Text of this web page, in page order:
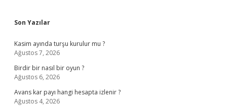
Son Yazılar
Kasim ayında turşu kurulur mu ?
Ağustos 7, 2026
Birdir bir nasıl bir oyun ?
Ağustos 6, 2026
Avans kar payı hangi hesapta izlenir ?
Ağustos 4, 2026